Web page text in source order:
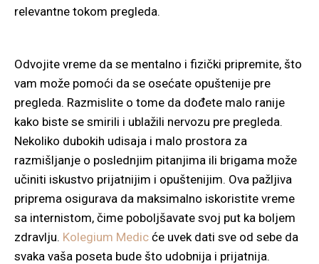
relevantne tokom pregleda.
Odvojite vreme da se mentalno i fizički pripremite, što
vam može pomoći da se osećate opuštenije pre
pregleda. Razmislite o tome da dođete malo ranije
kako biste se smirili i ublažili nervozu pre pregleda.
Nekoliko dubokih udisaja i malo prostora za
razmišljanje o poslednjim pitanjima ili brigama može
učiniti iskustvo prijatnijim i opuštenijim. Ova pažljiva
priprema osigurava da maksimalno iskoristite vreme
sa internistom, čime poboljšavate svoj put ka boljem
zdravlju. Kolegium Medic će uvek dati sve od sebe da
svaka vaša poseta bude što udobnija i prijatnija.